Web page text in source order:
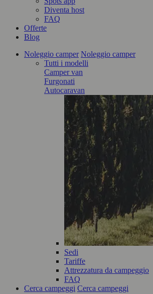
Diventa host
FAQ
Offerte
Blog
Noleggio camper Noleggio camper
Tutti i modelli
Camper van
Furgonati
Autocaravan
Sedi
Tariffe
Attrezzatura da campeggio
FAQ
Cerca campeggi Cerca campeggi